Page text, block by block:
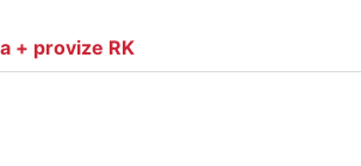
+ provize RK